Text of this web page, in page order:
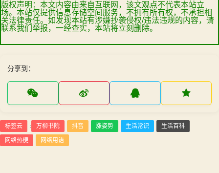
版权声明：本文内容由来自互联网，该文观点不代表本站立
场。本站仅提供信息存储空间服务，不拥有所有权，不承担相
关法律责任。如发现本站有涉嫌抄袭侵权/违法违规的内容，请
联系我们举报，一经查实，本站将立刻删除。
分享到：
标签云 : 万柳书院 抖音 涨姿势 生活常识 生活百科
网络热梗 网络用语